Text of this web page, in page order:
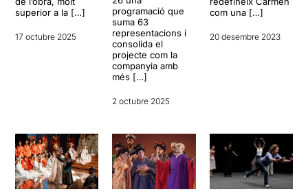
superior a la […]
17 octubre 2025
programació que
suma 63
representacions i
consolida el
projecte com la
companyia amb
més […]
2 octubre 2025
com una […]
20 desembre 2023